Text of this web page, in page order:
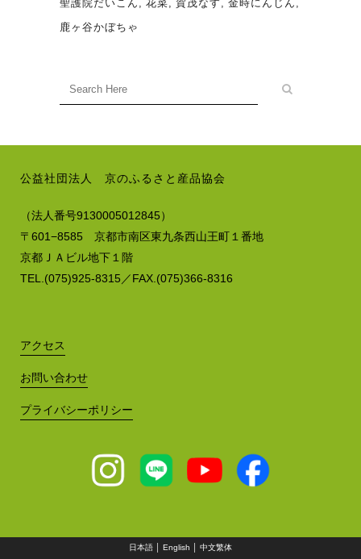
聖護院だいこん
花菜 賀茂なす
金時にんじん
鹿ヶ谷かぼちゃ
公益社団法人 京のふるさと産品協会
（法人番号9130005012845）
〒601−8585 京都市南区東九条西山王町１番地
京都ＪＡビル地下１階
TEL.(075)925-8315／FAX.(075)366-8316
アクセス
お問い合わせ
プライバシーポリシー
日本語 English 中文繁体